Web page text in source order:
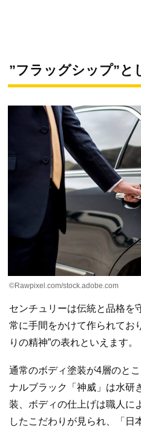
”フラッグシップ”と
©︎Rawpixel.com/stock.adobe.com
センチュリーは伝統と品格を
常に手間をかけて作られてお
りの精神”の表れといえます。
通常のボディ塗装が4層のと
ナルブラック「神威」は水研
装、ボディの仕上げは職人に
したこだわりが見られ、「日